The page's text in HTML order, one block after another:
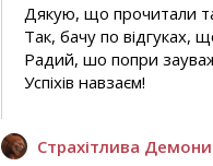
Дякую, що прочитали та
Так, бачу по відгуках,
Радий, шо попри
Успіхів навзаєм!
Страхітлива